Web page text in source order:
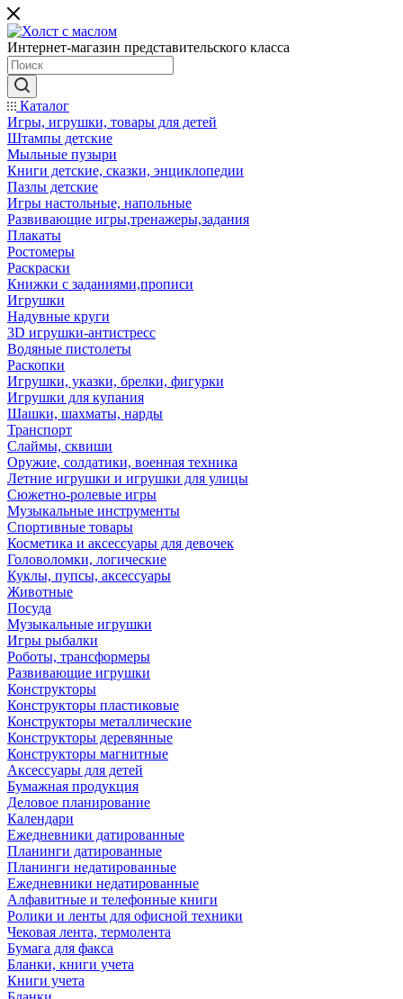
Интернет-магазин представительского класса
Каталог
Игры, игрушки, товары для детей
Штампы детские
Мыльные пузыри
Книги детские, сказки, энциклопедии
Пазлы детские
Игры настольные, напольные
Развивающие игры,тренажеры,задания
Плакаты
Ростомеры
Раскраски
Книжки с заданиями,прописи
Игрушки
Надувные круги
3D игрушки-антистресс
Водяные пистолеты
Раскопки
Игрушки, указки, брелки, фигурки
Игрушки для купания
Шашки, шахматы, нарды
Транспорт
Слаймы, сквиши
Оружие, солдатики, военная техника
Летние игрушки и игрушки для улицы
Сюжетно-ролевые игры
Музыкальные инструменты
Спортивные товары
Косметика и аксессуары для девочек
Головоломки, логические
Куклы, пупсы, аксессуары
Животные
Посуда
Музыкальные игрушки
Игры рыбалки
Роботы, трансформеры
Развивающие игрушки
Конструкторы
Конструкторы пластиковые
Конструкторы металлические
Конструкторы деревянные
Конструкторы магнитные
Аксессуары для детей
Бумажная продукция
Деловое планирование
Календари
Ежедневники датированные
Планинги датированные
Планинги недатированные
Ежедневники недатированные
Алфавитные и телефонные книги
Ролики и ленты для офисной техники
Чековая лента, термолента
Бумага для факса
Бланки, книги учета
Книги учета